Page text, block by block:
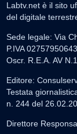
Labtv.net è il sito
del digitale
Sede legale: Via
P.IVA 02757950643
Oscr. R.E.A. AV
Editore:
Testata
n. 244 del
Direttore